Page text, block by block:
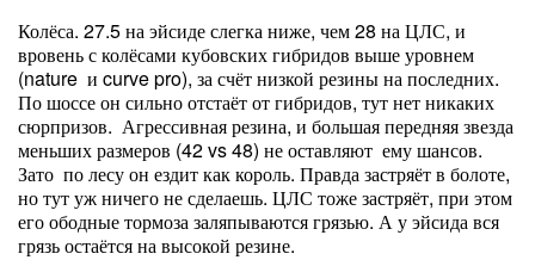
Колёса. 27.5 на эйсиде слегка ниже, чем 28 на ЦЛС, и
вровень с колёсами кубовских гибридов выше уровнем
(nature и curve pro), за счёт низкой резины на последних.
По шоссе он сильно отстаёт от гибридов, тут нет никаких
сюрпризов. Агрессивная резина, и большая передняя звезда
меньших размеров (42 vs 48) не оставляют ему шансов.
Зато по лесу он ездит как король. Правда застряёт в болоте,
но тут уж ничего не сделаешь. ЦЛС тоже застряёт, при этом
его ободные тормоза заляпываются грязью. А у эйсида вся
грязь остаётся на высокой резине.